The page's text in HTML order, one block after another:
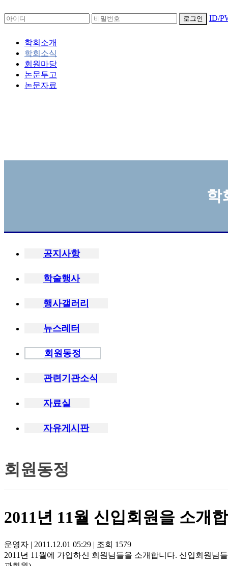
로그인 ID/
학회소개
학회소식
회원마당
논문투고
논문자료
학
공지사항
학술행사
행사갤러리
뉴스레터
회원동정
관련기관소식
자료실
자유게시판
회원동정
2011년 11월 신입회원을 소개
운영자 | 2011.12.01 05:29 | 조회 1579
2011년 11월에 가입하신 회원님들을 소개합니다. 신입회원